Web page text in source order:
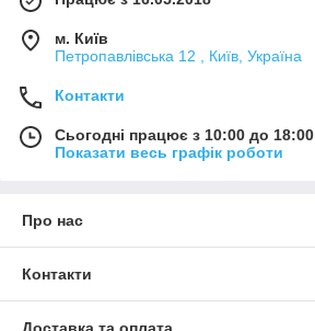
м. Київ
Петропавлівська 12 , Київ, Україна
Контакти
Сьогодні працює з 10:00 до 18:00
Показати весь графік роботи
Про нас
Контакти